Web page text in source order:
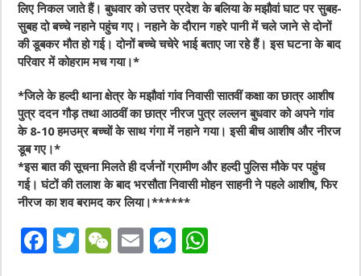
लिए निकल जाते हैं। बुधवार को उत्तर प्रदेश के बलिया के मझौवां घाट पर सुबह-
सुबह दो बच्चे नहाने पहुंच गए। नहाने के दौरान गहरे पानी में चले जाने से दोनों
की डूबकर मौत हो गई। दोनों बच्चे चचेरे भाई बताए जा रहे हैं। इस घटना के बाद
परिवार में कोहराम मच गया।*
*जिले के हल्दी थाना क्षेत्र के मझौवां गांव निवासी सातवीं कक्षा का छात्र आशीष
पुत्र ददन गौड़ तथा आठवीं का छात्र नीरज पुत्र लल्लन बुधवार को अपने गांव
के 8-10 हमउम्र बच्चों के साथ गंगा में नहाने गया। इसी बीच आशीष और नीरज
डूब गए।*
*इस बात की सूचना मिलते ही दर्जनों ग्रामीण और हल्दी पुलिस मौके पर पहुंच
गई। घंटों की तलाश के बाद भरसौता निवासी मोहन साहनी ने पहले आशीष, फिर
नीरज का शव बरामद कर लिया।******
F
T
W E
M